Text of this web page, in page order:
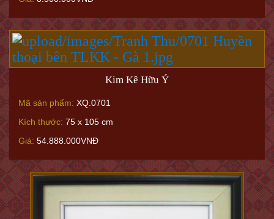
Kim Kê Hữu Ý
Mã sản phẩm: XQ.0701
Kích thước: 75 x 105 cm
Giá: 54.888.000VNĐ